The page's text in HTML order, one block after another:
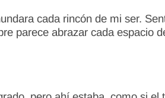
cada rincón de mi ser.
parece abrazar cada